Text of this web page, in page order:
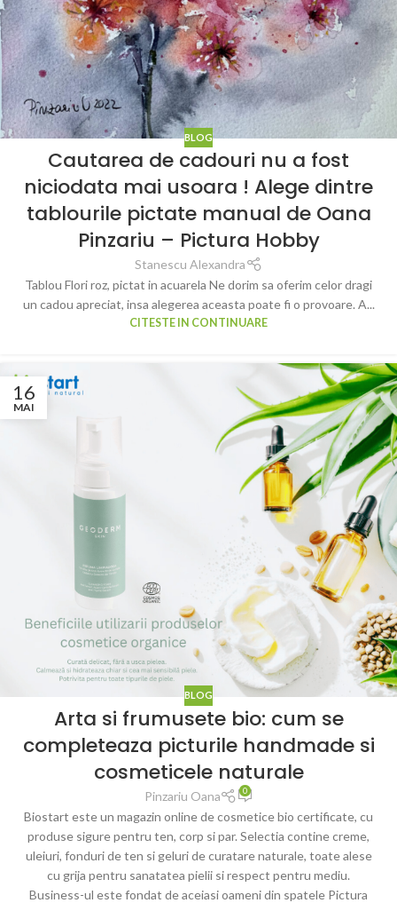
BLOG
Cautarea de cadouri nu a fost
niciodata mai usoara ! Alege dintre
tablourile pictate manual de Oana
Pinzariu – Pictura Hobby
Stanescu Alexandra
Tablou Flori roz, pictat in acuarela Ne dorim sa oferim celor dragi
un cadou apreciat, insa alegerea aceasta poate fi o provoare. A...
CITESTE IN CONTINUARE
16
MAI
BLOG
Arta si frumusete bio: cum se
completeaza picturile handmade si
cosmeticele naturale
Pinzariu Oana 0
Biostart este un magazin online de cosmetice bio certificate, cu
produse sigure pentru ten, corp si par. Selectia contine creme,
uleiuri, fonduri de ten si geluri de curatare naturale, toate alese
cu grija pentru sanatatea pielii si respect pentru mediu.
Business-ul este fondat de aceiasi oameni din spatele Pictura